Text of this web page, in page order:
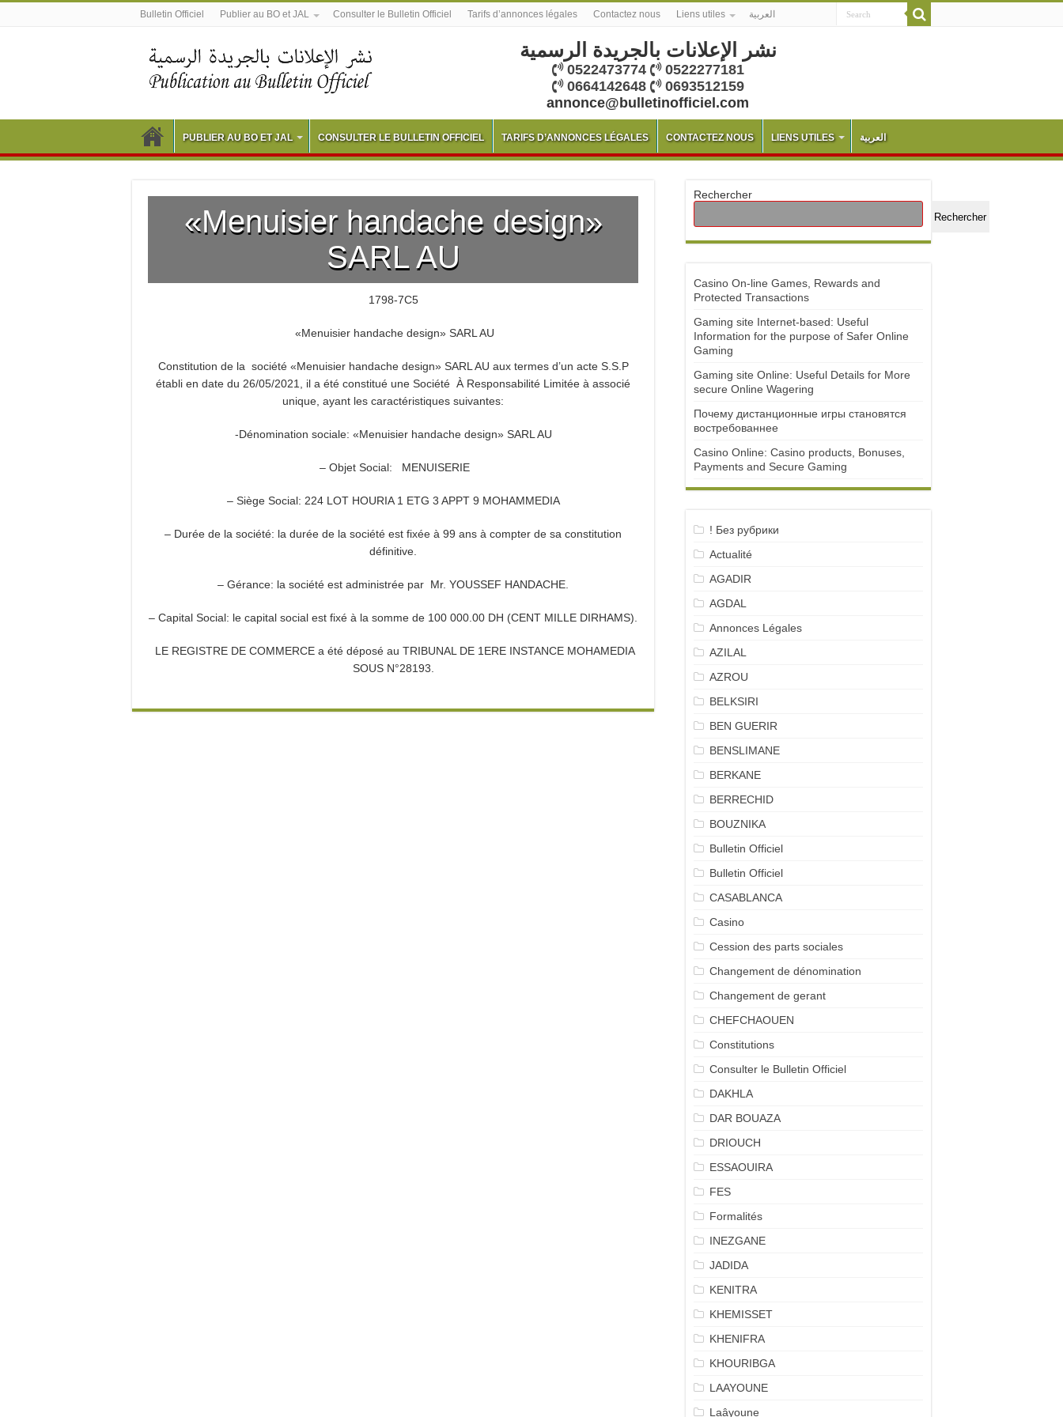
Bulletin Officiel Publier au BO et JAL Consulter le Bulletin Officiel Tarifs d’annonces légales Contactez nous Liens utiles العربية
نشر الإعلانات بالجريدة الرسمية
0522473774
0522277181
0664142648
0693512159
annonce@bulletinofficiel.com
PUBLIER AU BO ET JAL CONSULTER LE BULLETIN OFFICIEL TARIFS D’ANNONCES LÉGALES CONTACTEZ NOUS LIENS UTILES العربية
«Menuisier handache design»
SARL AU
1798-7C5
«Menuisier handache design» SARL AU
Constitution de la société «Menuisier handache design» SARL AU aux termes d’un acte S.S.P
établi en date du 26/05/2021, il a été constitué une Société À Responsabilité Limitée à associé
unique, ayant les caractéristiques suivantes:
-Dénomination sociale: «Menuisier handache design» SARL AU
– Objet Social: MENUISERIE
– Siège Social: 224 LOT HOURIA 1 ETG 3 APPT 9 MOHAMMEDIA
– Durée de la société: la durée de la société est fixée à 99 ans à compter de sa constitution
définitive.
– Gérance: la société est administrée par Mr. YOUSSEF HANDACHE.
– Capital Social: le capital social est fixé à la somme de 100 000.00 DH (CENT MILLE DIRHAMS).
LE REGISTRE DE COMMERCE a été déposé au TRIBUNAL DE 1ERE INSTANCE MOHAMEDIA
SOUS N°28193.
Rechercher
Rechercher
Casino On-line Games, Rewards and
Protected Transactions
Gaming site Internet-based: Useful
Information for the purpose of Safer Online
Gaming
Gaming site Online: Useful Details for More
secure Online Wagering
Почему дистанционные игры становятся
востребованнее
Casino Online: Casino products, Bonuses,
Payments and Secure Gaming
! Без рубрики
Actualité
AGADIR
AGDAL
Annonces Légales
AZILAL
AZROU
BELKSIRI
BEN GUERIR
BENSLIMANE
BERKANE
BERRECHID
BOUZNIKA
Bulletin Officiel
Bulletin Officiel
CASABLANCA
Casino
Cession des parts sociales
Changement de dénomination
Changement de gerant
CHEFCHAOUEN
Constitutions
Consulter le Bulletin Officiel
DAKHLA
DAR BOUAZA
DRIOUCH
ESSAOUIRA
FES
Formalités
INEZGANE
JADIDA
KENITRA
KHEMISSET
KHENIFRA
KHOURIBGA
LAAYOUNE
Laâyoune